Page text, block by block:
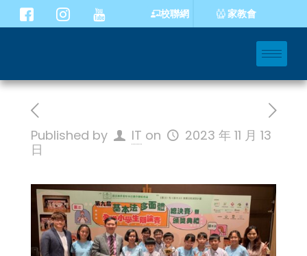
校聯網 家教會
Published by IT on
2023 年 11 月 13
日